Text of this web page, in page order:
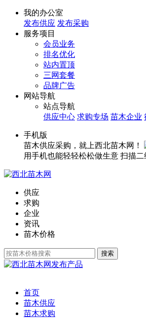
我的办公室
发布供应 发布采购
服务项目
会员业务
排名优化
站内置顶
三网套餐
品牌广告
网站导航
站点导航
供应中心 求购专场 苗木企业
手机版
苗木供应采购，就上西北苗木网！
用手机也能轻轻松松做生意 扫描二
供应
求购
企业
资讯
苗木价格
发布产品
首页
苗木供应
苗木求购